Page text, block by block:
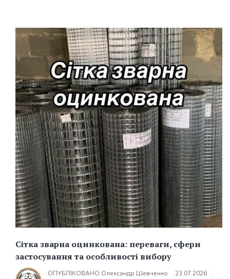
Сітка зварна оцинкована: переваги, сфери
застосування та особливості вибору
ОПУБЛІКОВАНО Олександр Шевченко
23.07.2026